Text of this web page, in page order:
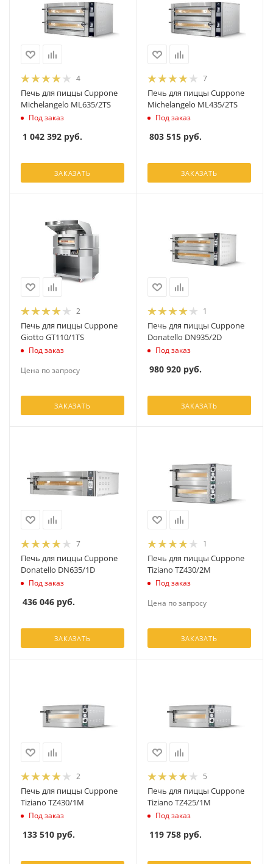
4
Печь для пиццы Cuppone
Michelangelo ML635/2TS
Под заказ
1 042 392 руб.
ЗАКАЗАТЬ
7
Печь для пиццы Cuppone
Michelangelo ML435/2TS
Под заказ
803 515 руб.
ЗАКАЗАТЬ
2
Печь для пиццы Cuppone
Giotto GT110/1TS
Под заказ
Цена по запросу
ЗАКАЗАТЬ
1
Печь для пиццы Cuppone
Donatello DN935/2D
Под заказ
980 920 руб.
ЗАКАЗАТЬ
7
Печь для пиццы Cuppone
Donatello DN635/1D
Под заказ
436 046 руб.
ЗАКАЗАТЬ
1
Печь для пиццы Cuppone
Tiziano TZ430/2M
Под заказ
Цена по запросу
ЗАКАЗАТЬ
2
Печь для пиццы Cuppone
Tiziano TZ430/1M
Под заказ
133 510 руб.
5
Печь для пиццы Cuppone
Tiziano TZ425/1M
Под заказ
119 758 руб.